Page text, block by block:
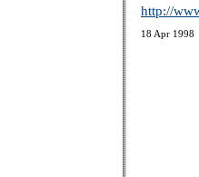
http://
18 Apr 1998